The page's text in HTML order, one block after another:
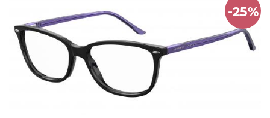
-25%
11 991 руб.
Оправа Vogue OVO 4025
8 270